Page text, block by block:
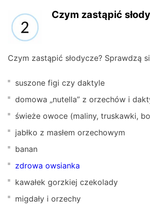
Czym zastąpić
Czym zastąpić słodycze? Sprawdzą
suszone figi czy daktyle
domowa „nutella” z orzechów i
świeże owoce (maliny, truskawki,
jabłko z masłem orzechowym
banan
zdrowa owsianka
kawałek gorzkiej czekolady
migdały i orzechy